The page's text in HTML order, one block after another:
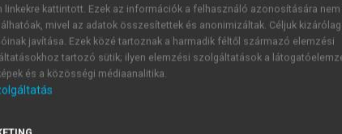
FIÓKKAL ÚJ FIÓK
1 óra
linkekre kattintott. Ezek az információk a felhasználó azonosítására nem
mivel az adatok összesítettek és anonimizáltak. Céljuk
javítása. Ezek közé tartoznak a harmadik féltől származó elemzési
tartozó sütik; ilyen elemzési szolgáltatások a
és a közösségi médiaanalitika.